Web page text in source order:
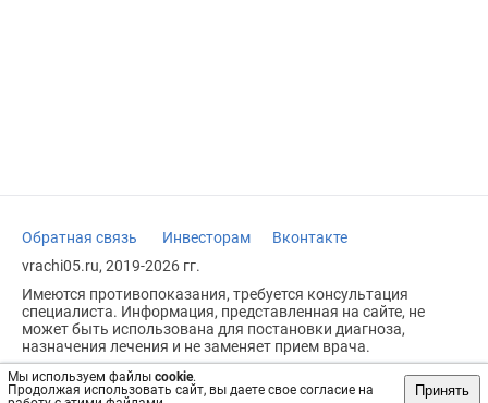
Мы используем файлы cookie.
Продолжая использовать сайт, вы даете свое согласие на
Принять
Обратная связь Инвесторам
Вконтакте
vrachi05.ru, 2019-2026 гг.
Имеются противопоказания, требуется консультация
специалиста. Информация, представленная на сайте, не
может быть использована для постановки диагноза,
назначения лечения и не заменяет прием врача.
Возрастное ограничение: 18+